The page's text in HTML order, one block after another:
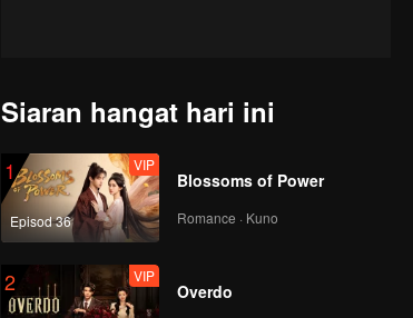
Siaran hangat hari ini
1
Episod 36
VIP
Blossoms of Power
Romance · Kuno
2 VIP
Overdo